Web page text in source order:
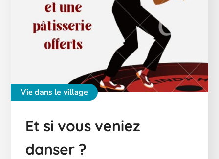
Vie dans le village
Et si vous veniez
danser ?